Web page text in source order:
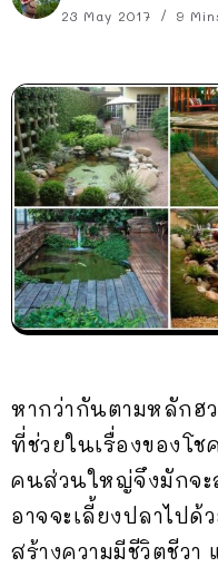
23 May 2017 9
หากว่ากันตามหลักฮ
ที่ช่วยในเรื่องของโ
คนส่วนใหญ่จึงมักจะ
อาจจะเลี้ยงปลาไปด้
สร้างความมีชีวิตชีวา